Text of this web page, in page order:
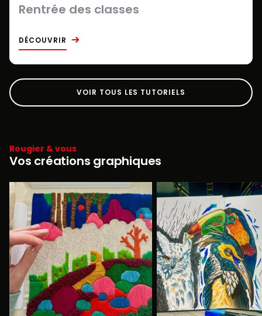
Rentrée des classes
DÉCOUVRIR
VOIR TOUS LES TUTORIELS
Rougier & vous
Vos créations graphiques